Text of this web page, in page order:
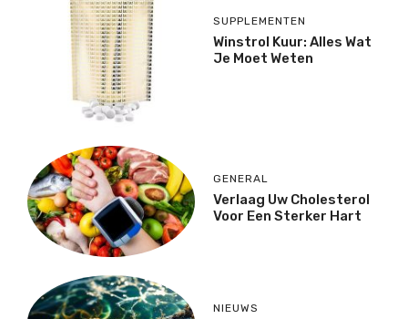
SUPPLEMENTEN
Winstrol Kuur: Alles Wat
Je Moet Weten
GENERAL
Verlaag Uw Cholesterol
Voor Een Sterker Hart
NIEUWS